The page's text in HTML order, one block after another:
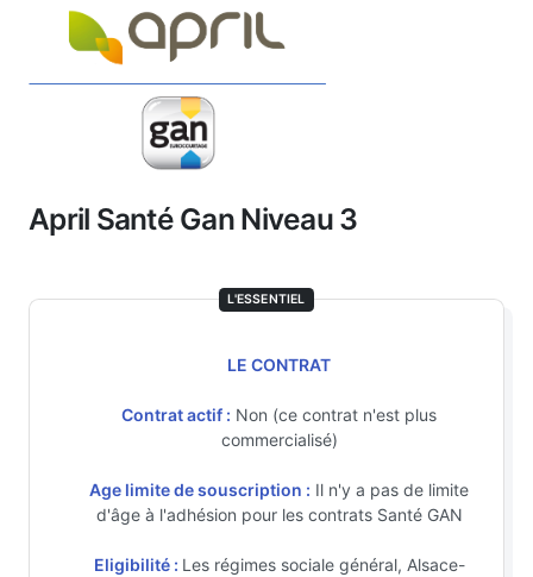
April Santé Gan Niveau 3
L'ESSENTIEL
LE CONTRAT
Contrat actif : Non (ce contrat n'est plus
commercialisé)
Age limite de souscription : Il n'y a pas de limite
d'âge à l'adhésion pour les contrats Santé GAN
Eligibilité : Les régimes sociale général, Alsace-